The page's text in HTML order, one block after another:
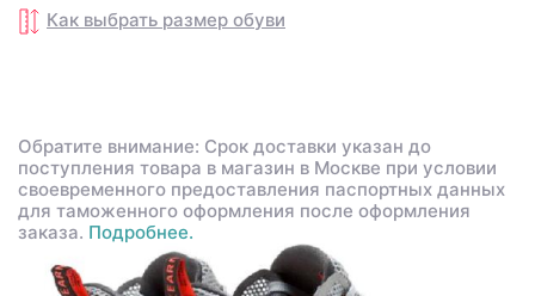
Как выбрать размер обуви
Обратите внимание: Срок доставки указан до
поступления товара в магазин в Москве при условии
своевременного предоставления паспортных данных
для таможенного оформления после оформления
заказа. Подробнее.